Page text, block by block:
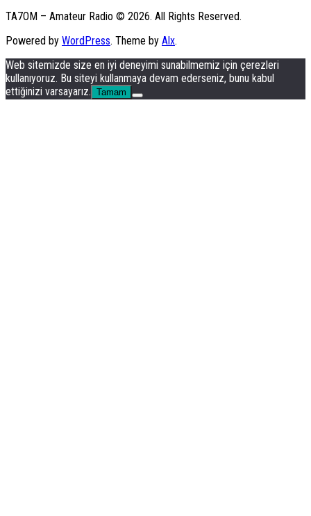
TA7OM – Amateur Radio © 2026. All Rights Reserved.
Powered by WordPress. Theme by Alx.
Web sitemizde size en iyi deneyimi sunabilmemiz için çerezleri
kullanıyoruz. Bu siteyi kullanmaya devam ederseniz, bunu kabul
ettiğinizi varsayarız. Tamam